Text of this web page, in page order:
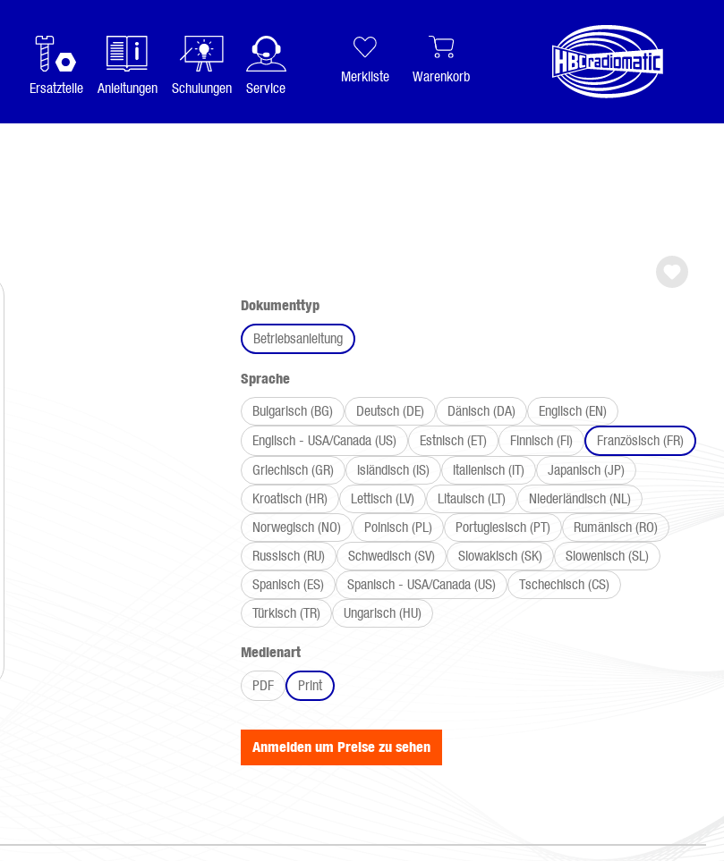
Ersatzteile
Anleitungen Schulungen Service
Merkliste Warenkorb
Dokumenttypauswählen
Betriebsanleitung
Spracheauswählen
Bulgarisch (BG)
Deutsch (DE) Dänisch (DA)
Englisch (EN)
Englisch - USA/Canada (US)
Estnisch (ET) Finnisch (FI)
Französisch (FR)
Griechisch (GR)
Isländisch (IS) Italienisch (IT)
Japanisch (JP)
Kroatisch (HR)
Lettisch (LV) Litauisch (LT)
Niederländisch (NL)
Norwegisch (NO)
Polnisch (PL) Portugiesisch (PT)
Rumänisch (RO)
Russisch (RU)
Schwedisch (SV) Slowakisch (SK)
Slowenisch (SL)
Spanisch (ES)
Spanisch - USA/Canada (US)
Tschechisch (CS)
Türkisch (TR)
Ungarisch (HU)
Medienartauswählen
PDF
Print
Anmelden um Preise zu sehen